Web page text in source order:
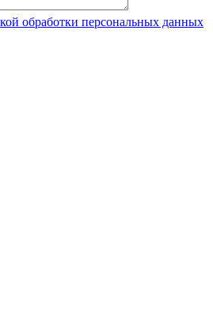
обработки персональных данных